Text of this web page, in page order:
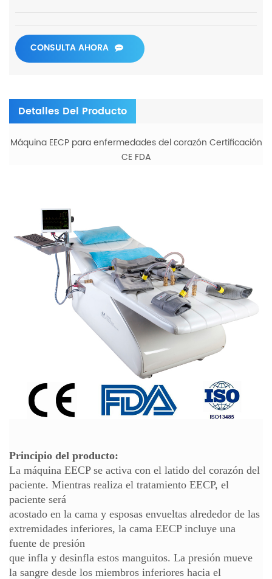
CONSULTA AHORA
Detalles Del Producto
Máquina EECP para enfermedades del corazón Certificación
CE FDA
Principio del producto:
La máquina EECP se activa con el latido del corazón del
paciente. Mientras realiza el tratamiento EECP, el
paciente será
acostado en la cama y esposas envueltas alrededor de las
extremidades inferiores, la cama EECP incluye una
fuente de presión
que infla y desinfla estos manguitos. La presión mueve
la sangre desde los miembros inferiores hacia el